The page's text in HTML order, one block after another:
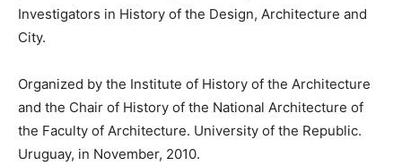
Investigators in History of the Design, Architecture and
City.
Organized by the Institute of History of the Architecture
and the Chair of History of the National Architecture of
the Faculty of Architecture. University of the Republic.
Uruguay, in November, 2010.